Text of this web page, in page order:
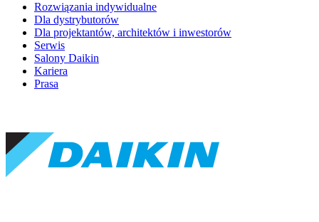
Rozwiązania indywidualne
Dla dystrybutorów
Dla projektantów, architektów i inwestorów
Serwis
Salony Daikin
Kariera
Prasa